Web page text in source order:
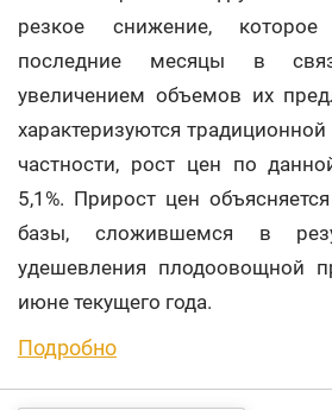
резкое снижение,
последние месяцы в
увеличением объемов их
характеризуются
частности, рост цен по
5,1%. Прирост цен
базы, сложившемся в
удешевления плодоовощной
июне текущего года.
Подробно